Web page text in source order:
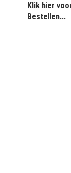
Klik hier
Bestellen...